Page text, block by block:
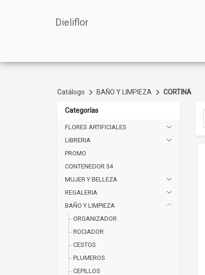
Dieliflor
Catálogo BAÑO Y LIMPIEZA CORTINA
Categorías
FLORES ARTIFICIALES
LIBRERIA
PROMO
CONTENEDOR 34
MUJER Y BELLEZA
REGALERIA
BAÑO Y LIMPIEZA
ORGANIZADOR
ROCIADOR
CESTOS
PLUMEROS
CEPILLOS